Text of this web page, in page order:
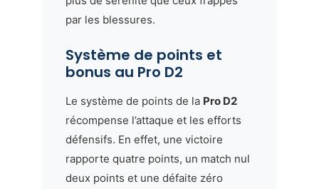
par les blessures.
Système de points et
bonus au Pro D2
Le système de points de la Pro D2
récompense l’attaque et les efforts
défensifs. En effet, une victoire
rapporte quatre points, un match nul
deux points et une défaite zéro